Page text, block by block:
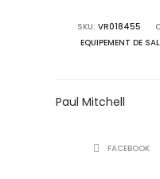
SKU:VR018455
EQUIPEMENT DE
Paul Mitchell
SHAREFACEBOOK